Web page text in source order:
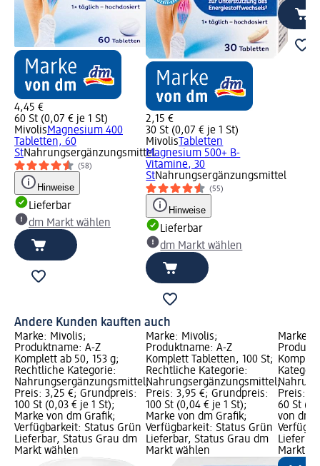
4,45 €
60 St (0,07 € je 1 St)
MivolisMagnesium 400
Tabletten, 60
StNahrungsergänzungsmittel
(58)
Hinweise
Lieferbar
dm Markt wählen
2,15 €
30 St (0,07 € je 1 St)
Mivolis Tabletten
Magnesium 500+ B-
Vitamine, 30
StNahrungsergänzungsmittel
(55)
Hinweise
Lieferbar
dm Markt wählen
Andere Kunden kauften auch
Marke: Mivolis;
Produktname: A-Z
Komplett ab 50, 153 g;
Rechtliche Kategorie:
Nahrungsergänzungsmittel;
Preis: 3,25 €; Grundpreis:
100 St (0,03 € je 1 St);
Marke von dm Grafik;
Verfügbarkeit: Status Grün
Lieferbar, Status Grau dm
Markt wählen
Marke: Mivolis;
Produktname: A-Z
Komplett Tabletten, 100 St;
Rechtliche Kategorie:
Nahrungsergänzungsmittel;
Preis: 3,95 €; Grundpreis:
100 St (0,04 € je 1 St);
Marke von dm Grafik;
Verfügbarkeit: Status Grün
Lieferbar, Status Grau dm
Markt wählen
Marke:
Preis:
60 St
von dm
Markt